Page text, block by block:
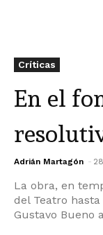
Críticas
En el
Adrián Martagón -
La obra, en
del Teatro
Gustavo Bueno